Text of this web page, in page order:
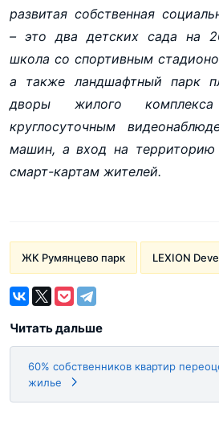
развитая собственная
– это два детских сада на
школа со спортивным
а также ландшафтный парк
дворы жилого
круглосуточным
машин, а вход на территорию
смарт-картам жителей.
ЖК Румянцево парк LEXION
Читать дальше
60% собственников квартир
жилье